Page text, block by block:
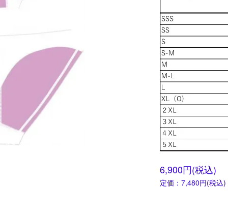
6,900円(税込)
定価：7,480円(税込)